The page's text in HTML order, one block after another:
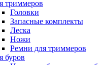
триммеров
Головки
Запасные комплекты
Леска
Ножи
Ремни для триммеров
буров